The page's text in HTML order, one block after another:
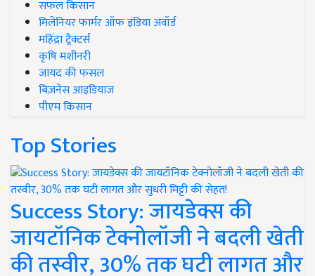
सफल किसान
मिलेनियर फार्मर ऑफ इंडिया अवॉर्ड
महिंद्रा ट्रैक्टर्स
कृषि मशीनरी
जायद की फसल
बिज़नेस आइडियाज
पीएम किसान
Top Stories
Success Story: जायडेक्स की
जायटॉनिक टेक्नोलॉजी ने बदली खेती
की तस्वीर, 30% तक घटी लागत और